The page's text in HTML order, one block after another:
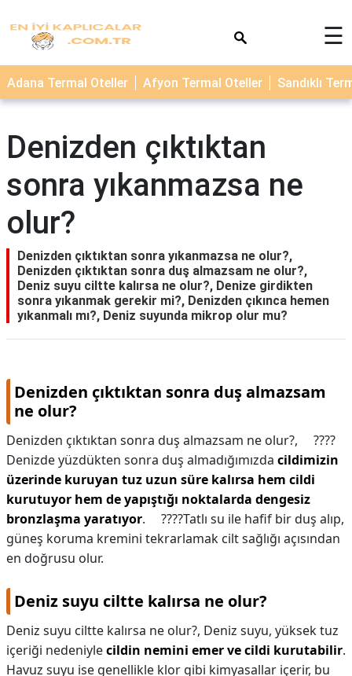
TERMAL
OTELLER
☰
Adana Termal Oteller Afyon Termal Oteller Sandıklı
Denizden çıktıktan
sonra yıkanmazsa ne
olur?
Denizden çıktıktan sonra yıkanmazsa ne olur?,
Denizden çıktıktan sonra duş almazsam ne olur?,
Deniz suyu ciltte kalırsa ne olur?, Denize girdikten
sonra yıkanmak gerekir mi?, Denizden çıkınca hemen
yıkanmalı mı?, Deniz suyunda mikrop olur mu?
Denizden çıktıktan sonra duş almazsam
ne olur?
Denizden çıktıktan sonra duş almazsam ne olur?,
⠀ ????
Denizde yüzdükten sonra duş almadığımızda cildimizin
üzerinde kuruyan tuz uzun süre kalırsa hem cildi
kurutuyor hem de yapıştığı noktalarda dengesiz
bronzlaşma yaratıyor. ⠀ ????Tatlı su ile hafif bir duş alıp,
güneş koruma kremini tekrarlamak cilt sağlığı açısından
en doğrusu olur.
Deniz suyu ciltte kalırsa ne olur?
Deniz suyu ciltte kalırsa ne olur?, Deniz suyu, yüksek tuz
içeriği nedeniylecildin nemini emer ve cildi kurutabilir.
Havuz suyu ise genellikle klor gibi kimyasallar içerir, bu